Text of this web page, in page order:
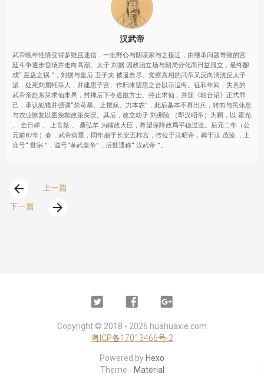
汉武帝
武帝晚年性情变得多疑且迷信，一批野心与阴谋家与之接近，由继承问题导致的宫
廷斗争逐步登场并走向高潮。太子 刘据 因政治立场与朝局分化而日益孤立，最终酿
成“ 巫蛊之祸 ”，刘据与皇后 卫子夫 被逼自尽。觉察真相的武帝又反向清洗反太子
派，处死刘屈牦等人，并建思子宫、作归来望思之台以示追悔。征和年间，失意的
武帝亲赴东莱求仙未果，封禅后下令遣散方士、停止求仙，并颁《轮台诏》正式罪
己，承认犯错并强调“禁苛暴、止擅赋、力本农”，此后基本不再出兵，转向与民休息
与农业恢复以图挽救政策失误。其后，改立幼子 刘弗陵 （即汉昭帝）为嗣，以 霍光
、 金日䃅 、 上官桀 、 桑弘羊 为辅政大臣，希望保障政局平稳过渡。后元二年（公
元前87年）春，武帝病重，同年崩于长安五柞宫，传位于汉昭帝，葬于汉 茂陵 ，上
庙号“ 世宗 ”，谥号“孝武皇帝”，后世通称“ 汉武帝 ”。
arrow_back
上一篇
下一篇
arrow_forward
Twitter FacebookGoogle
Copyright © 2018 - 2026 huahuaxie.com
粤ICP备17013466号-2
Powered by Hexo
Theme - Material